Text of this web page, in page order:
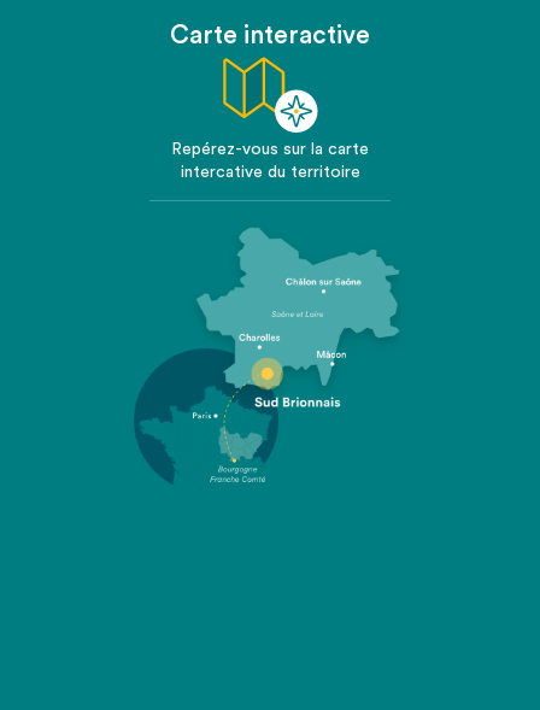
Carte interactive
Repérez-vous sur la carte
intercative du territoire